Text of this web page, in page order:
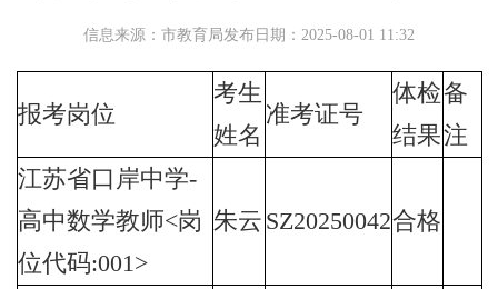
信息来源：市教育局发布日期：2025-08-01 11:32
报考岗位
考生
姓名
准考证号
体检
结果
备
注
江苏省口岸中学-
高中数学教师<岗
位代码:001>
朱云 SZ20250042合格